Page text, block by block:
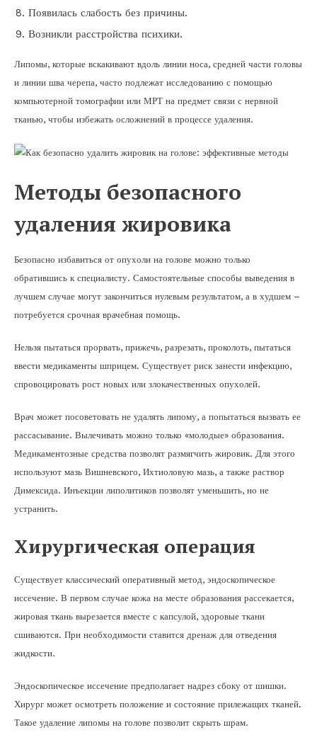
Появилась слабость без причины.
Возникли расстройства психики.
Липомы, которые вскакивают вдоль линии носа, средней части головы
и линии шва черепа, часто подлежат исследованию с помощью
компьютерной томографии или МРТ на предмет связи с нервной
тканью, чтобы избежать осложнений в процессе удаления.
Методы безопасного
удаления жировика
Безопасно избавиться от опухоли на голове можно только
обратившись к специалисту. Самостоятельные способы выведения в
лучшем случае могут закончиться нулевым результатом, а в худшем –
потребуется срочная врачебная помощь.
Нельзя пытаться прорвать, прижечь, разрезать, проколоть, пытаться
ввести медикаменты шприцем. Существует риск занести инфекцию,
спровоцировать рост новых или злокачественных опухолей.
Врач может посоветовать не удалять липому, а попытаться вызвать ее
рассасывание. Вылечивать можно только «молодые» образования.
Медикаментозные средства позволят размягчить жировик. Для этого
используют мазь Вишневского, Ихтиоловую мазь, а также раствор
Димексида. Инъекции липолитиков позволят уменьшить, но не
устранить.
Хирургическая операция
Существует классический оперативный метод, эндоскопическое
иссечение. В первом случае кожа на месте образования рассекается,
жировая ткань вырезается вместе с капсулой, здоровые ткани
сшиваются. При необходимости ставится дренаж для отведения
жидкости.
Эндоскопическое иссечение предполагает надрез сбоку от шишки.
Хирург может осмотреть положение и состояние прилежащих тканей.
Такое удаление липомы на голове позволит скрыть шрам.